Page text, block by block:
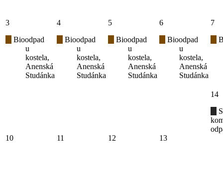
3
Bioodpad
u
kostela,
Anenská
Studánka
4
Bioodpad
u
kostela,
Anenská
Studánka
5
Bioodpad
u
kostela,
Anenská
Studánka
6
Bioodpad
u
kostela,
Anenská
Studánka
7
10 11 12 13
14